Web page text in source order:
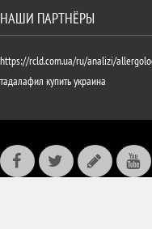
НАШИ ПАРТНЁРЫ
https://rcld.com.ua/ru/analizi/
тадалафил купить украина